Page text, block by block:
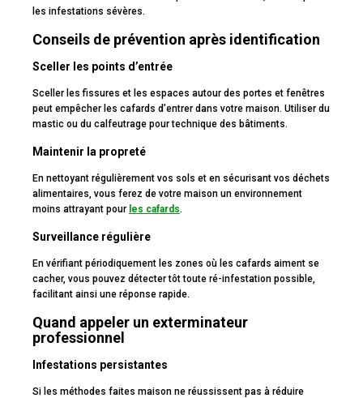
les infestations sévères.
Conseils de prévention après identification
Sceller les points d’entrée
Sceller les fissures et les espaces autour des portes et fenêtres
peut empêcher les cafards d’entrer dans votre maison. Utiliser du
mastic ou du calfeutrage pour technique des bâtiments.
Maintenir la propreté
En nettoyant régulièrement vos sols et en sécurisant vos déchets
alimentaires, vous ferez de votre maison un environnement
moins attrayant pour les cafards.
Surveillance régulière
En vérifiant périodiquement les zones où les cafards aiment se
cacher, vous pouvez détecter tôt toute ré-infestation possible,
facilitant ainsi une réponse rapide.
Quand appeler un exterminateur
professionnel
Infestations persistantes
Si les méthodes faites maison ne réussissent pas à réduire